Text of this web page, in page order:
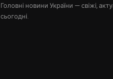
Головні новини України — свіжі,
сьогодні.